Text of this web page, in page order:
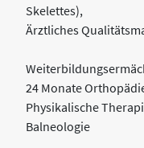
Themen Vorträge
Skelettes),
Ärztliches
24 Monate
Physikalische
Balneologie